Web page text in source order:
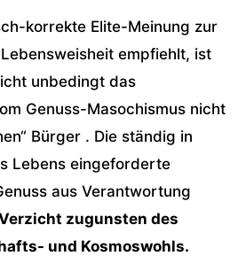
korrekte Elite-Meinung zur
empfiehlt, ist
unbedingt das
Genuss-Masochismus nicht
Bürger . Die ständig in
Lebens eingeforderte
aus Verantwortung
zugunsten des
und Kosmoswohls.